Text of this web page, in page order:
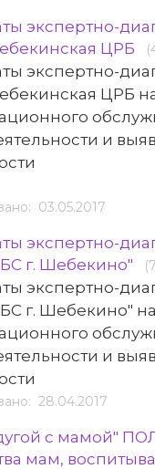
экспертно-
ЦРБ
экспертно-
ЦРБ
и
03.05.2017
экспертно-
г. Шебекино"
экспертно-
г. Шебекино"
и
28.04.2017
с мамой"
мам,